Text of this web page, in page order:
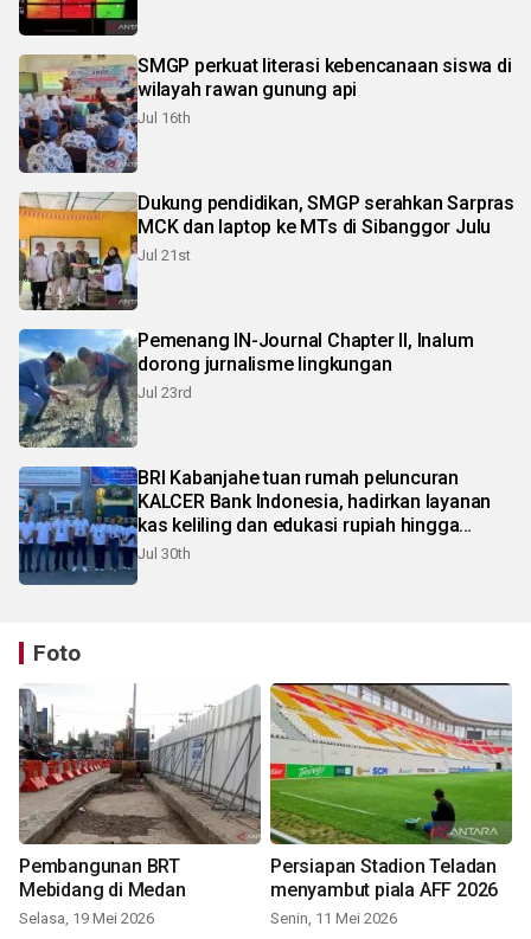
SMGP perkuat literasi kebencanaan siswa di
wilayah rawan gunung api
Jul 16th
Dukung pendidikan, SMGP serahkan Sarpras
MCK dan laptop ke MTs di Sibanggor Julu
Jul 21st
Pemenang IN-Journal Chapter II, Inalum
dorong jurnalisme lingkungan
Jul 23rd
BRI Kabanjahe tuan rumah peluncuran
KALCER Bank Indonesia, hadirkan layanan
kas keliling dan edukasi rupiah hingga
pelosok Karo
Jul 30th
Foto
Pembangunan BRT
Mebidang di Medan
Selasa, 19 Mei 2026
Persiapan Stadion Teladan
menyambut piala AFF 2026
Senin, 11 Mei 2026